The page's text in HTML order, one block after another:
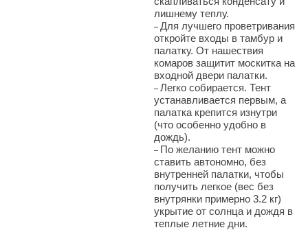
лишнему теплу.
– Для лучшего проветривания
откройте входы в тамбур и
палатку. От нашествия
комаров защитит москитка на
входной двери палатки.
– Легко собирается. Тент
устанавливается первым, а
палатка крепится изнутри
(что особенно удобно в
дождь).
– По желанию тент можно
ставить автономно, без
внутренней палатки, чтобы
получить легкое (вес без
внутрянки примерно 3.2 кг)
укрытие от солнца и дождя в
теплые летние дни.